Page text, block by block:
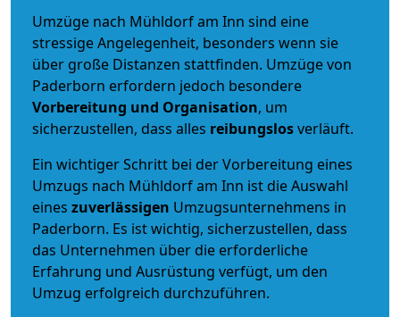
Umzüge nach Mühldorf am Inn sind eine
stressige Angelegenheit, besonders wenn sie
über große Distanzen stattfinden. Umzüge von
Paderborn erfordern jedoch besondere
Vorbereitung und Organisation, um
sicherzustellen, dass alles reibungslosverläuft.
Ein wichtiger Schritt bei der Vorbereitung eines
Umzugs nach Mühldorf am Inn ist die Auswahl
eines zuverlässigen Umzugsunternehmens in
Paderborn. Es ist wichtig, sicherzustellen, dass
das Unternehmen über die erforderliche
Erfahrung und Ausrüstung verfügt, um den
Umzug erfolgreich durchzuführen.